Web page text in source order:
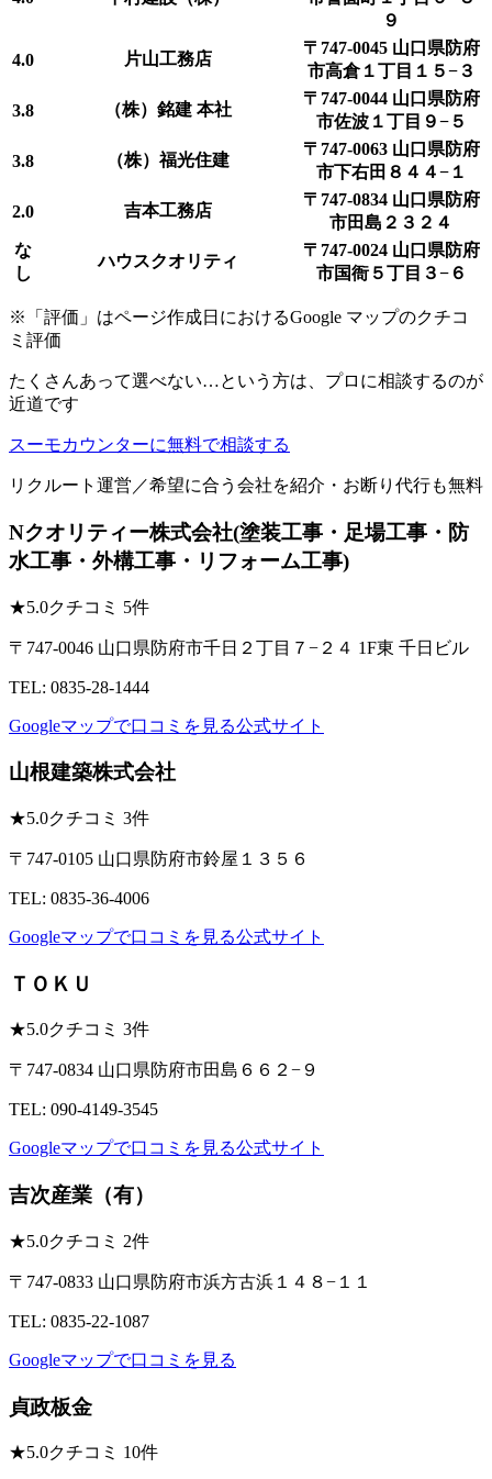
９
4.0 片山工務店
〒747-0045 山口県防府
市高倉１丁目１５−３
3.8 （株）銘建 本社
〒747-0044 山口県防府
市佐波１丁目９−５
3.8 （株）福光住建
〒747-0063 山口県防府
市下右田８４４−１
2.0 吉本工務店
〒747-0834 山口県防府
市田島２３２４
な
し
ハウスクオリティ
〒747-0024 山口県防府
市国衙５丁目３−６
※「評価」はページ作成日におけるGoogle マップのクチコ
ミ評価
たくさんあって選べない…という方は、プロに相談するのが
近道です
スーモカウンターに無料で相談する
リクルート運営／希望に合う会社を紹介・お断り代行も無料
Nクオリティー株式会社(塗装工事・足場工事・防
水工事・外構工事・リフォーム工事)
★5.0クチコミ 5件
〒747-0046 山口県防府市千日２丁目７−２４ 1F東 千日ビル
TEL: 0835-28-1444
Googleマップで口コミを見る公式サイト
山根建築株式会社
★5.0クチコミ 3件
〒747-0105 山口県防府市鈴屋１３５６
TEL: 0835-36-4006
Googleマップで口コミを見る公式サイト
ＴＯＫＵ
★5.0クチコミ 3件
〒747-0834 山口県防府市田島６６２−９
TEL: 090-4149-3545
Googleマップで口コミを見る公式サイト
吉次産業（有）
★5.0クチコミ 2件
〒747-0833 山口県防府市浜方古浜１４８−１１
TEL: 0835-22-1087
Googleマップで口コミを見る
貞政板金
★5.0クチコミ 10件